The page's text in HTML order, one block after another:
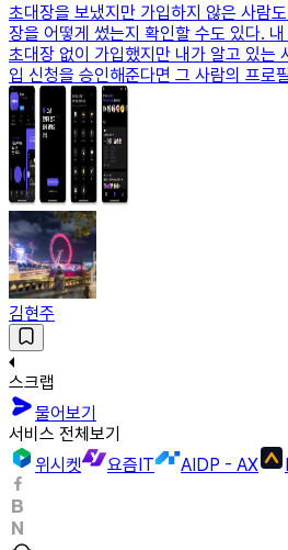
초대장을 보냈지만 가입하지 않은 사람
장을 어떻게 썼는지 확인할 수도 있다.
초대장 없이 가입했지만 내가 알고 있는
입 신청을 승인해준다면 그 사람의 프로
김현주
스크랩
물어보기
서비스 전체보기
위시켓
요즘IT AIDP - AX